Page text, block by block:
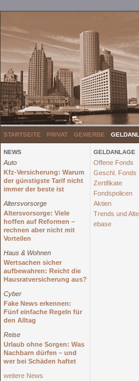
STARTSEITE PRIVAT GEWERBE
NEWS
Auto
Kfz-Versicherung: Warum
der günstigste Tarif nicht
immer der beste ist
Altersvorsorge
Altersvorsorge: Viele
hoffen auf Reformen –
rechnen aber nicht mit
Vorteilen
Haus & Wohnen
Wertsachen sicher
aufbewahren: Reicht die
Hausratversicherung aus?
Cyber
Fake News erkennen:
Fünf einfache Regeln für
den Alltag
Reise
Urlaub ohne Sorgen: Was
Nachbarn dürfen – und
wer bei Schäden haftet
weitere News
GELDANLAGE
Offene Fonds
Geschl. Fonds
Zertifikate
Fondspolicen
Aktien
Trends und
ebase